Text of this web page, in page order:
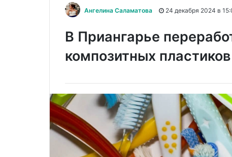
Ангелина Саламатова 24 декабря 2024 в
В Приангарье
композитных пластиков